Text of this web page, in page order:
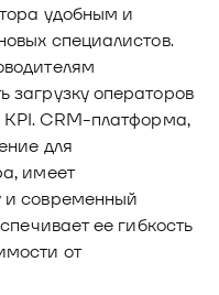
удобным и
специалистов.
загрузку операторов
KPI. CRM-платформа,
для
имеет
и современный
ее гибкость
от